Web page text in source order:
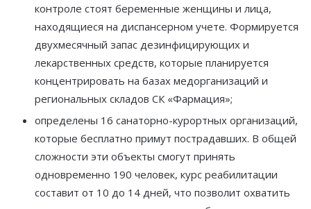
контроле стоят беременные женщины и лица,
находящиеся на диспансерном учете. Формируется
двухмесячный запас дезинфицирующих и
лекарственных средств, которые планируется
концентрировать на базах медорганизаций и
региональных складов СК «Фармация»;
определены 16 санаторно-курортных организаций,
которые бесплатно примут пострадавших. В общей
сложности эти объекты смогут принять
одновременно 190 человек, курс реабилитации
составит от 10 до 14 дней, что позволит охватить